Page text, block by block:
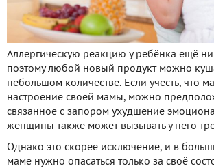
Аллергическую реакцию у ребёнка ещё
поэтому любой новый продукт можно
небольшом количестве. Если учесть, что
настроение своей мамы, можно
связанное с запором ухудшение
женщины также может вызывать у него
Однако это скорее исключение, и в
маме нужно опасаться только за своё